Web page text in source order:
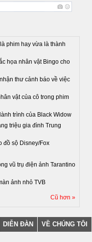
phim hay vừa là thành
họa nhân vật Bingo cho
thư cảnh báo về việc
vật của cô trong phim
trình của Black Widow
triệu gia đình Trung
đồ sộ Disney/Fox
vũ trụ điện ảnh Tarantino
ảnh nhỏ TVB
Cũ hơn »
DIỄN ĐÀN VỀ CHÚNG TÔI